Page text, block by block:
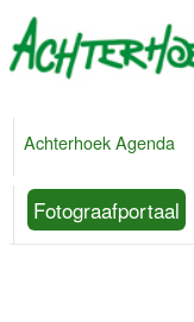
Achterhoek Agenda
Fotograafportaal